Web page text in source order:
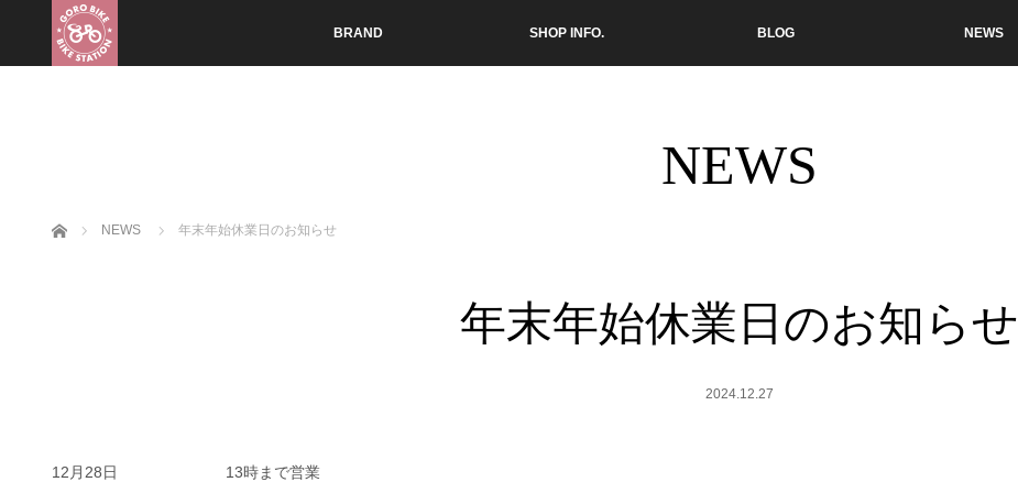
BRAND SHOP INFO. BLOG NEWS
NEWS
ホーム NEWS 年末年始休業日のお知らせ
年末年始休業日のお知らせ
2024.12.27
12月28日 13時まで営業